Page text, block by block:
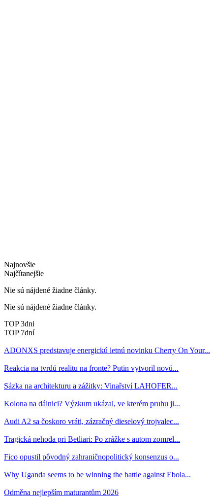
Najnovšie
Najčítanejšie
Nie sú nájdené žiadne články.
Nie sú nájdené žiadne články.
TOP 3dni
TOP 7dní
ADONXS predstavuje energickú letnú novinku Cherry On Your...
Reakcia na tvrdú realitu na fronte? Putin vytvoril novú...
Sázka na architekturu a zážitky: Vinařství LAHOFER...
Kolona na dálnici? Výzkum ukázal, ve kterém pruhu ji...
Audi A2 sa čoskoro vráti, zázračný dieselový trojvalec...
Tragická nehoda pri Betliari: Po zrážke s autom zomrel...
Fico opustil pôvodný zahraničnopolitický konsenzus o...
Why Uganda seems to be winning the battle against Ebola...
Odměna nejlepším maturantům 2026